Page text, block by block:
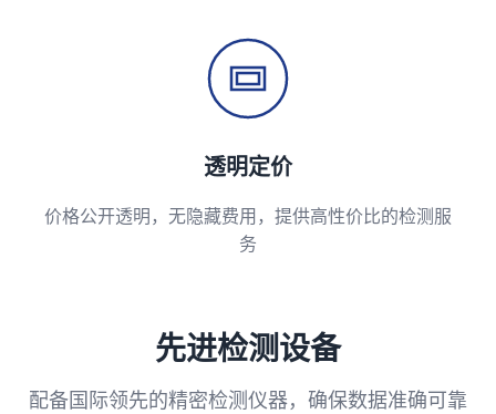
透明定价
价格公开透明，无隐藏费用，提供高性价比的检测服
务
先进检测设备
配备国际领先的精密检测仪器，确保数据准确可靠